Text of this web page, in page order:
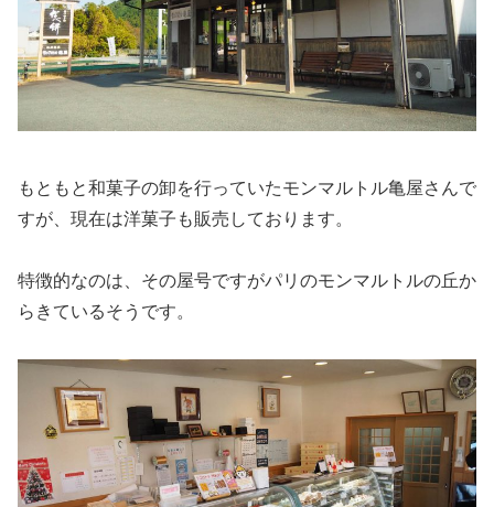
もともと和菓子の卸を行っていたモンマルトル亀屋さんで
すが、現在は洋菓子も販売しております。
特徴的なのは、その屋号ですがパリのモンマルトルの丘か
らきているそうです。